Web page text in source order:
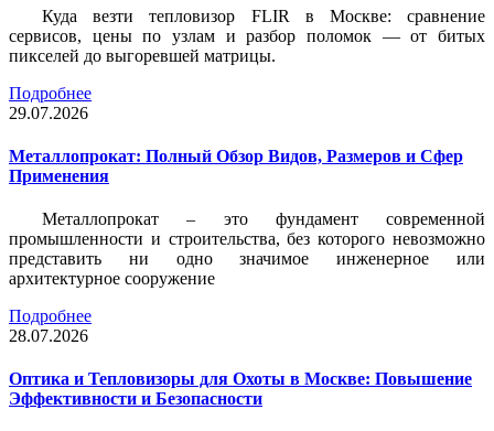
Куда везти тепловизор FLIR в Москве: сравнение
сервисов, цены по узлам и разбор поломок — от битых
пикселей до выгоревшей матрицы.
Подробнее
29.07.2026
Металлопрокат: Полный Обзор Видов, Размеров и Сфер
Применения
Металлопрокат – это фундамент современной
промышленности и строительства, без которого невозможно
представить ни одно значимое инженерное или
архитектурное сооружение
Подробнее
28.07.2026
Оптика и Тепловизоры для Охоты в Москве: Повышение
Эффективности и Безопасности